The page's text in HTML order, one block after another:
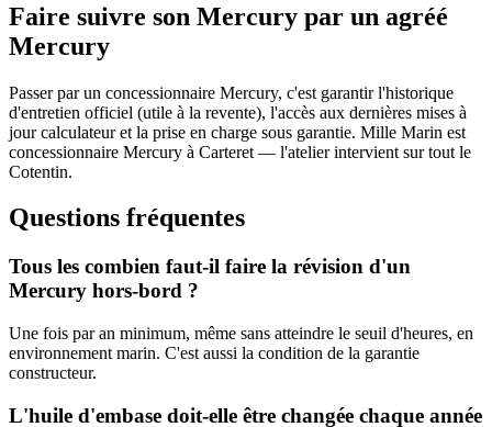
Faire suivre son Mercury par un agréé
Mercury
Passer par un concessionnaire Mercury, c'est garantir l'historique
d'entretien officiel (utile à la revente), l'accès aux dernières mises à
jour calculateur et la prise en charge sous garantie. Mille Marin est
concessionnaire Mercury à Carteret — l'atelier intervient sur tout le
Cotentin.
Questions fréquentes
Tous les combien faut-il faire la révision d'un
Mercury hors-bord ?
Une fois par an minimum, même sans atteindre le seuil d'heures, en
environnement marin. C'est aussi la condition de la garantie
constructeur.
L'huile d'embase doit-elle être changée chaque année